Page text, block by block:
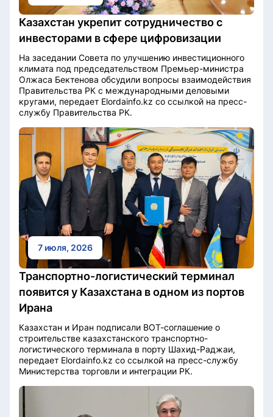
Казахстан укрепит сотрудничество с
инвесторами в сфере цифровизации
На заседании Совета по улучшению инвестиционного
климата под председательством Премьер-министра
Олжаса Бектенова обсудили вопросы взаимодействия
Правительства РК с международными деловыми
кругами, передает Elordainfo.kz со ссылкой на пресс-
службу Правительства РК.
7 июля, 2026
Транспортно-логистический терминал
появится у Казахстана в одном из портов
Ирана
Казахстан и Иран подписали BOT-соглашение о
строительстве казахстанского транспортно-
логистического терминала в порту Шахид-Раджаи,
передает Elordainfo.kz со ссылкой на пресс-службу
Министерства торговли и интеграции РК.